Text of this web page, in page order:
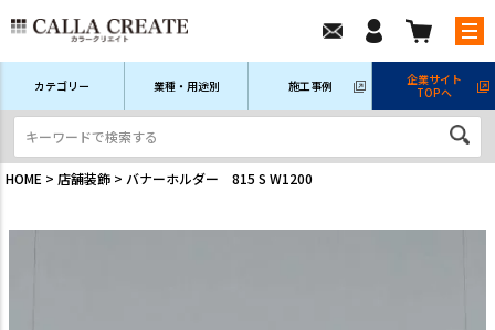
ログイン/マイページ
注文履歴
カテゴリー 業種・用途別 施工事例
企業サイト
TOPへ
HOME 店舗装飾 バナーホルダー 815 S W1200